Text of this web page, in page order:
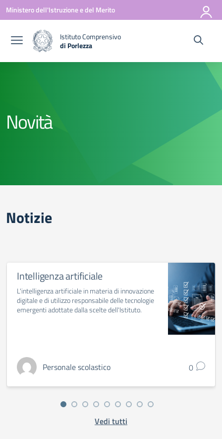
Vai ai contenuti
Vai al menu di navigazione
Vai al footer
Ministero dell'Istruzione e del Merito
Istituto Comprensivo
di Porlezza
Novità
Notizie
Intelligenza artificiale
L'intelligenza artificiale in materia di innovazione
digitale e di utilizzo responsabile delle tecnologie
emergenti adottate dalla scelte dell'Istituto.
Personale scolastico 0
Vedi tutti